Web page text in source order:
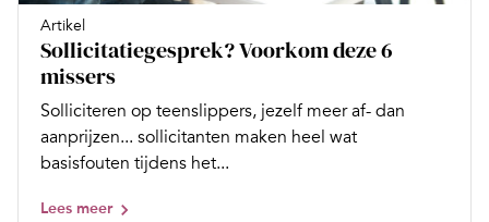
Artikel
Sollicitatiegesprek? Voorkom deze 6
missers
Solliciteren op teenslippers, jezelf meer af- dan
aanprijzen... sollicitanten maken heel wat
basisfouten tijdens het...
Lees meer